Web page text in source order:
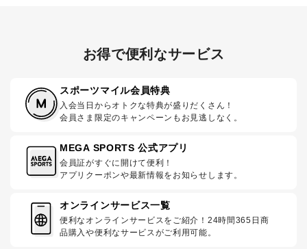
お得で便利なサービス
スポーツマイル会員特典
入会当日からオトクな特典が盛りだくさん！
会員さま限定のキャンペーンもお見逃しなく。
MEGA SPORTS 公式アプリ
会員証がすぐに開けて便利！
アプリクーポンや最新情報をお知らせします。
オンラインサービス一覧
便利なオンラインサービスをご紹介！24時間365日商
品購入や便利なサービスがご利用可能。